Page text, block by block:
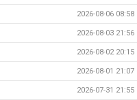
2026-08-06 08:58
2026-08-03 21:56
2026-08-02 20:15
2026-08-01 21:07
2026-07-31 21:55